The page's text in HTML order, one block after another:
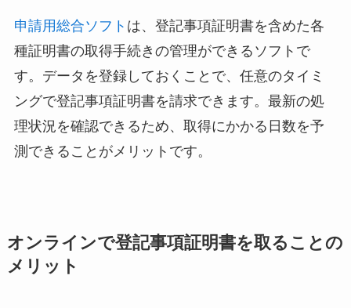
申請用総合ソフト は、登記事項証明書を含めた各
種証明書の取得手続きの管理ができるソフトで
す。データを登録しておくことで、任意のタイミ
ングで登記事項証明書を請求できます。最新の処
理状況を確認できるため、取得にかかる日数を予
測できることがメリットです。
オンラインで登記事項証明書を取ることの
メリット